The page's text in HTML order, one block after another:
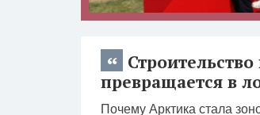
превращается в
Почему Арктика стала